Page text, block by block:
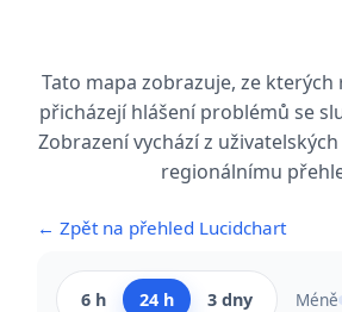
Tato mapa zobrazuje, ze
přicházejí hlášení problémů se
Zobrazení vychází z
regionálnímu
← Zpět na přehled Lucidchart
6 h 24 h 3 dny Méně